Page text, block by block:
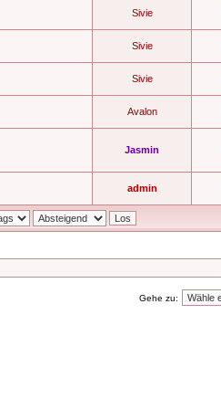
Sivie
Sivie
Sivie
Avalon
Jasmin
admin
Gehe zu: